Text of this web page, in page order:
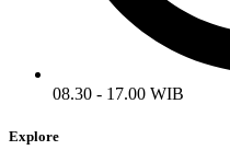
08.30 - 17.00 WIB
Explore